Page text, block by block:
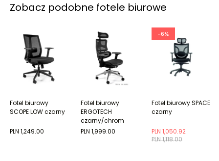
Zobacz podobne fotele biurowe
PLN 1,249.00
Fotel biurowy
SCOPE LOW czarny
PLN 1,999.00
Fotel biurowy
ERGOTECH
czarny/chrom
-6%
PLN 1,118.00
PLN 1,050.92
Fotel biurowy SPACE
czarny